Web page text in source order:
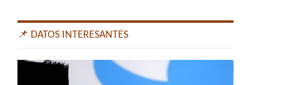
📌 DATOS INTERESANTES